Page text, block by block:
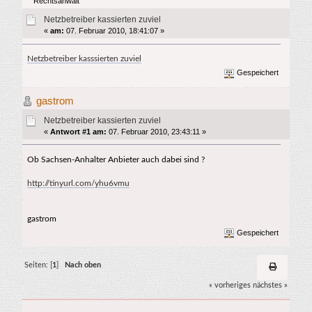
Netzbetreiber kassierten zuviel
« am: 07. Februar 2010, 18:41:07 »
Netzbetreiber kasssierten zuviel
Gespeichert
gastrom
Netzbetreiber kassierten zuviel
« Antwort #1 am: 07. Februar 2010, 23:43:11 »
Ob Sachsen-Anhalter Anbieter auch dabei sind ?
http://tinyurl.com/yhu6vmu
gastrom
Gespeichert
Seiten: [ 1] Nach oben
« vorheriges nächstes »